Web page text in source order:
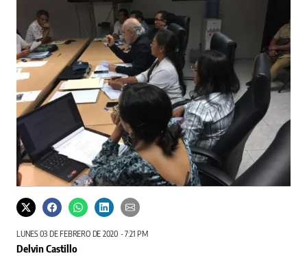
LUNES 03 DE FEBRERO DE 2020 - 7:21 PM
Delvin Castillo